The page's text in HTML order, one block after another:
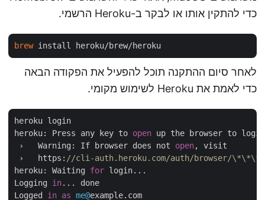
כדי להתקין אותו או לבקר ב-Heroku הרשמי.
brew
לאחר סיום ההתקנה תוכל להפעיל את הפקודה הבאה
כדי לאמת את Heroku לשימוש מקומי.
heroku login
heroku: Press any key to open up the browser to
›   Warning: If browser does not open
, visit
›   https://cli-auth.heroku.com/auth/browser/
heroku: Waiting for login...
Logging in ... done
Logged in as me@